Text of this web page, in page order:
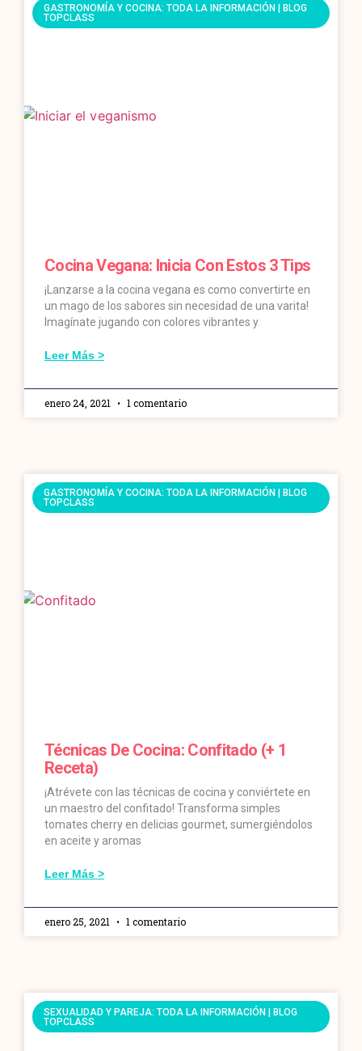
GASTRONOMÍA Y COCINA: TODA LA INFORMACIÓN | BLOG
TOPCLASS
Cocina Vegana: Inicia Con Estos 3 Tips
¡Lanzarse a la cocina vegana es como convertirte en
un mago de los sabores sin necesidad de una varita!
Imagínate jugando con colores vibrantes y
Leer Más >
enero 24, 2021 1 comentario
GASTRONOMÍA Y COCINA: TODA LA INFORMACIÓN | BLOG
TOPCLASS
Técnicas De Cocina: Confitado (+ 1
Receta)
¡Atrévete con las técnicas de cocina y conviértete en
un maestro del confitado! Transforma simples
tomates cherry en delicias gourmet, sumergiéndolos
en aceite y aromas
Leer Más >
enero 25, 2021 1 comentario
SEXUALIDAD Y PAREJA: TODA LA INFORMACIÓN | BLOG
TOPCLASS